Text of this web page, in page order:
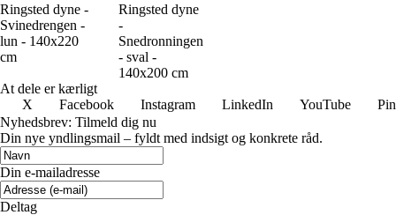
Ringsted dyne -
Svinedrengen -
lun - 140x220
cm
Ringsted dyne
-
Snedronningen
- sval -
140x200 cm
At dele er kærligt
X
Facebook Instagram LinkedIn YouTube
Nyhedsbrev: Tilmeld dig nu
Din nye yndlingsmail – fyldt med indsigt og konkrete råd.
Din e-mailadresse
Deltag